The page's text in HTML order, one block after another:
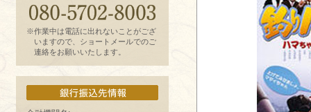
※作業中は電話に出れないことがござ
いますので、ショートメールでのご
連絡をお願いいたします。